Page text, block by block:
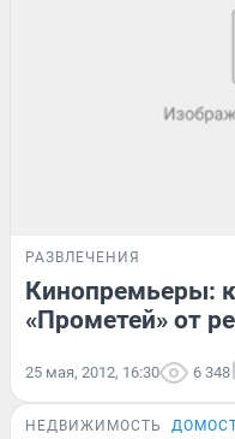
РАЗВЛЕЧЕНИЯ
Кинопремьеры:
«Прометей» от
25 мая, 2012, 16:30 6 348
НЕДВИЖИМОСТЬ